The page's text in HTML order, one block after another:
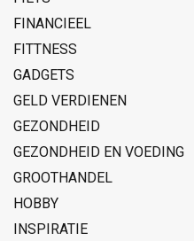
FINANCIEEL
FITTNESS
GADGETS
GELD VERDIENEN
GEZONDHEID
GEZONDHEID EN VOEDING
GROOTHANDEL
HOBBY
INSPIRATIE